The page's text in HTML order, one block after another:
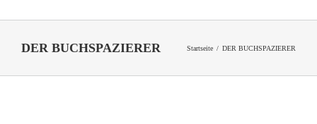
DER BUCHSPAZIERER Startseite DER BUCHSPAZIERER